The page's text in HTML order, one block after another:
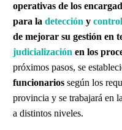
operativas de los
para la detección y control
de mejorar su gestión en
judicialización en los
próximos pasos, se
funcionarios según los
provincia y se trabajará en
a distintos niveles.